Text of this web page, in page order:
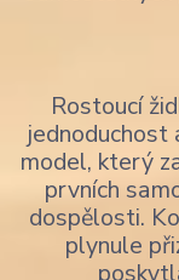
Rostoucí
jednoduchost
model, který
prvních
dospělosti.
plynule